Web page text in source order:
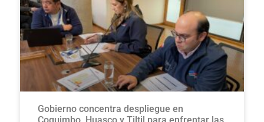
Gobierno concentra despliegue en